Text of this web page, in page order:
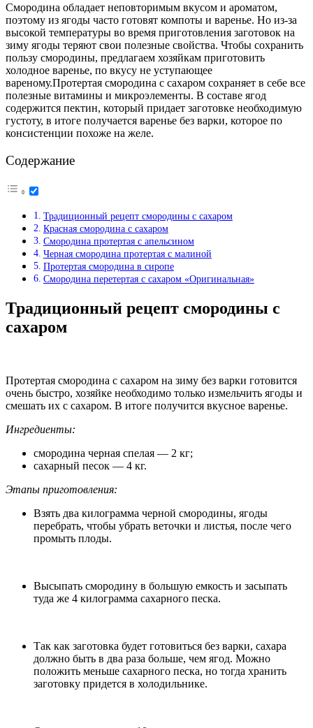
Смородина обладает неповторимым вкусом и ароматом,
поэтому из ягоды часто готовят компоты и варенье. Но из-за
высокой температуры во время приготовления заготовок на
зиму ягоды теряют свои полезные свойства. Чтобы сохранить
пользу смородины, предлагаем хозяйкам приготовить
холодное варенье, по вкусу не уступающее
вареному.Протертая смородина с сахаром сохраняет в себе все
полезные витамины и микроэлементы. В составе ягод
содержится пектин, который придает заготовке необходимую
густоту, в итоге получается варенье без варки, которое по
консистенции похоже на желе.
Содержание
Традиционный рецепт смородины с сахаром
Красная смородина с сахаром
Смородина протертая с апельсином
Черная смородина протертая с малиной
Протертая смородина в сиропе
Смородина перетертая с сахаром «Оригинальная»
Традиционный рецепт смородины с
сахаром
Протертая смородина с сахаром на зиму без варки готовится
очень быстро, хозяйке необходимо только измельчить ягоды и
смешать их с сахаром. В итоге получится вкусное варенье.
Ингредиенты:
смородина черная спелая — 2 кг;
сахарный песок — 4 кг.
Этапы приготовления:
Взять два килограмма черной смородины, ягоды
перебрать, чтобы убрать веточки и листья, после чего
промыть плоды.
Высыпать смородину в большую емкость и засыпать
туда же 4 килограмма сахарного песка.
Так как заготовка будет готовиться без варки, сахара
должно быть в два раза больше, чем ягод. Можно
положить меньше сахарного песка, но тогда хранить
заготовку придется в холодильнике.